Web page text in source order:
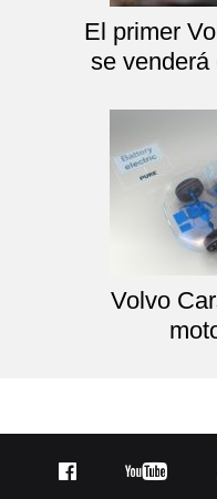
El primer
se venderá
Volvo